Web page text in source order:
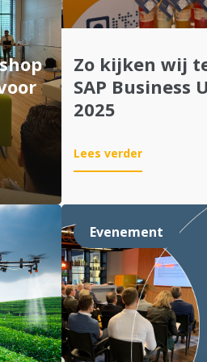
Zo kijken wij
SAP Business
2025
Lees verder:
Zo
wij
op
SAP
Business
Unleashed
2025
Evenement